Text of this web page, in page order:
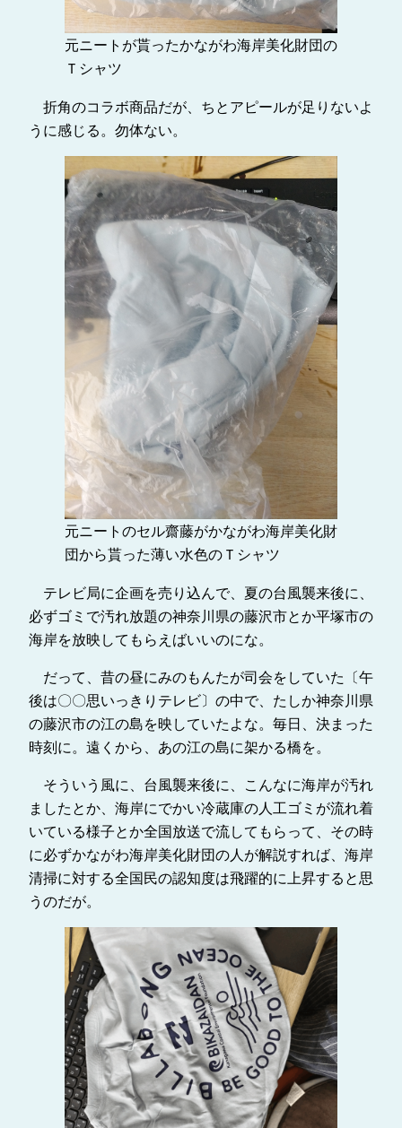
元ニートが貰ったかながわ海岸美化財団の
Ｔシャツ
折角のコラボ商品だが、ちとアピールが足りないよ
うに感じる。勿体ない。
元ニートのセル齋藤がかながわ海岸美化財
団から貰った薄い水色のＴシャツ
テレビ局に企画を売り込んで、夏の台風襲来後に、
必ずゴミで汚れ放題の神奈川県の藤沢市とか平塚市の
海岸を放映してもらえばいいのにな。
だって、昔の昼にみのもんたが司会をしていた〔午
後は〇〇思いっきりテレビ〕の中で、たしか神奈川県
の藤沢市の江の島を映していたよな。毎日、決まった
時刻に。遠くから、あの江の島に架かる橋を。
そういう風に、台風襲来後に、こんなに海岸が汚れ
ましたとか、海岸にでかい冷蔵庫の人工ゴミが流れ着
いている様子とか全国放送で流してもらって、その時
に必ずかながわ海岸美化財団の人が解説すれば、海岸
清掃に対する全国民の認知度は飛躍的に上昇すると思
うのだが。